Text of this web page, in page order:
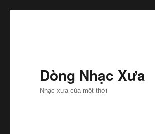
Dòng Nhạc Xưa
Nhạc xưa của một thời